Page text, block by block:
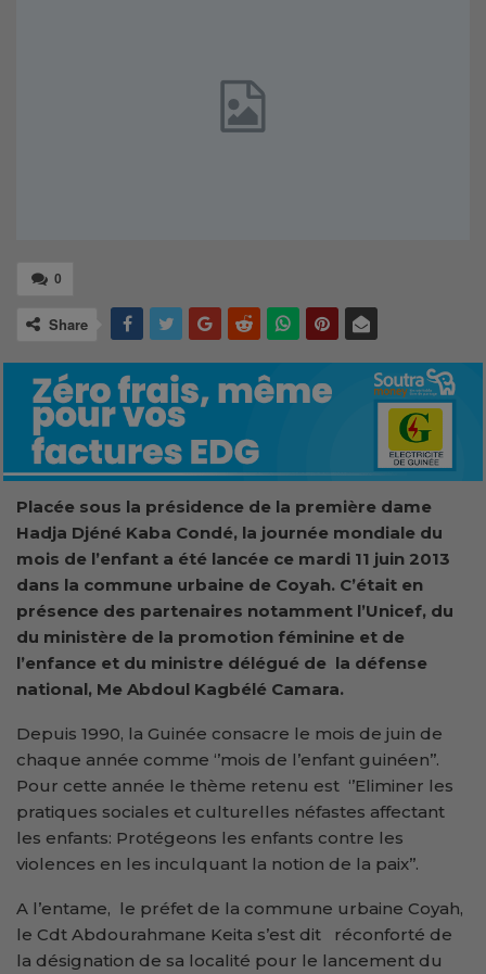
0
Share
Placée sous la présidence de la première dame
Hadja Djéné Kaba Condé, la journée mondiale du
mois de l’enfant a été lancée ce mardi 11 juin 2013
dans la commune urbaine de Coyah. C’était en
présence des partenaires notamment l’Unicef, du
du ministère de la promotion féminine et de
l’enfance et du ministre délégué de la défense
national, Me Abdoul Kagbélé Camara.
Depuis 1990, la Guinée consacre le mois de juin de
chaque année comme ‘’mois de l’enfant guinéen’’.
Pour cette année le thème retenu est ‘’Eliminer les
pratiques sociales et culturelles néfastes affectant
les enfants: Protégeons les enfants contre les
violences en les inculquant la notion de la paix’’.
A l’entame, le préfet de la commune urbaine Coyah,
le Cdt Abdourahmane Keita s’est dit réconforté de
la désignation de sa localité pour le lancement du